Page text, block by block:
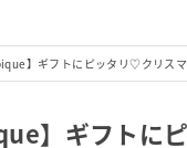
】ギフトにピッタリ♡クリス
】ギフトに